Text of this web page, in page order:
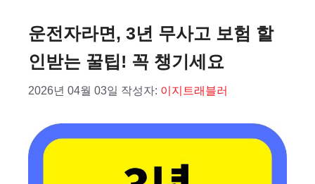
운전자라면, 3년 무사고 보험 할
인받는 꿀팁! 꼭 챙기세요
2026년 04월 03일 작성자: 이지트래블러